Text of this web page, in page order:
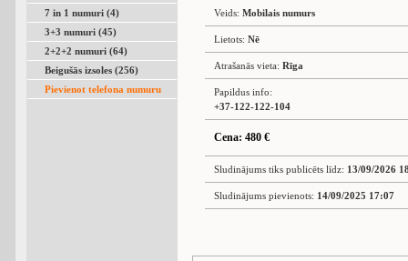
7 in 1 numuri (4)
3+3 numuri (45)
2+2+2 numuri (64)
Beigušās izsoles (256)
Pievienot telefona numuru
Veids: Mobilais numurs
Lietots: Nē
Atrašanās vieta: Rīga
Papildus info:
+37-122-122-104
Cena: 480 €
Sludinājums tiks publicēts līdz: 13/09/2026
Sludinājums pievienots: 14/09/2025 17:07